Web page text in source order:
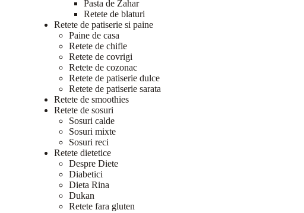
Pasta de Zahar
Retete de blaturi
Retete de patiserie si paine
Paine de casa
Retete de chifle
Retete de covrigi
Retete de cozonac
Retete de patiserie dulce
Retete de patiserie sarata
Retete de smoothies
Retete de sosuri
Sosuri calde
Sosuri mixte
Sosuri reci
Retete dietetice
Despre Diete
Diabetici
Dieta Rina
Dukan
Retete fara gluten